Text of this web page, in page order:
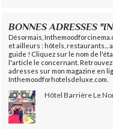
BONNES ADRESSES
Désormais,
et ailleurs : hôtels, restaurants...
guide ! Cliquez sur le nom de
l'article le concernant.
adresses sur mon magazine en
Inthemoodforhotelsdeluxe.com.
Hôtel Barrière Le